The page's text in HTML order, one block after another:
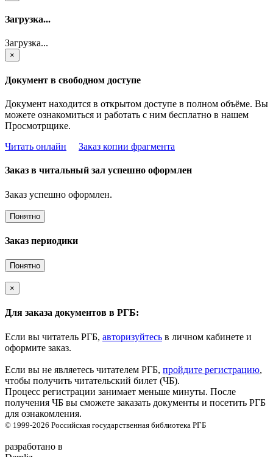
Загрузка...
Загрузка...
×
Документ в свободном доступе
Документ находится в открытом доступе в полном объёме. Вы
можете ознакомиться и работать с ним бесплатно в нашем
Просмотрщике.
Читать онлайн
Заказ копии фрагмента
Заказ в читальный зал успешно оформлен
Заказ успешно оформлен.
Понятно
Заказ периодики
Понятно
×
Для заказа документов в РГБ:
Если вы читатель РГБ, авторизуйтесь в личном кабинете и
оформите заказ.
Если вы не являетесь читателем РГБ, пройдите регистрацию,
чтобы получить читательский билет (ЧБ).
Процесс регистрации занимает меньше минуты. После
получения ЧБ вы сможете заказать документы и посетить РГБ
для ознакомления.
© 1999-2026 Российская государственная библиотека РГБ
разработано в